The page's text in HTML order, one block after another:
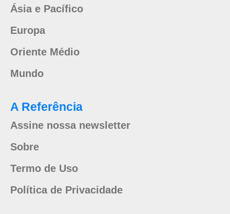
Ásia e Pacífico
Europa
Oriente Médio
Mundo
A Referência
Assine nossa newsletter
Sobre
Termo de Uso
Política de Privacidade